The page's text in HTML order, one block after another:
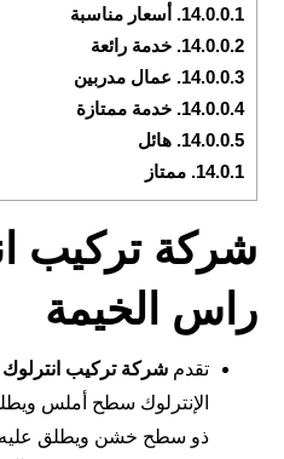
14.0.0.1.
أسعار مناسبة
14.0.0.2. خدمة رائعة
14.0.0.3. عمال مدربين
14.0.0.4. خدمة ممتازة
14.0.0.5. هائل
14.0.1. ممتاز
شركة تركيب
راس الخيمة
تقدمشركة تركيب
الإنترلوك سطح أملس
ذو سطح خشن ويطلق عليه